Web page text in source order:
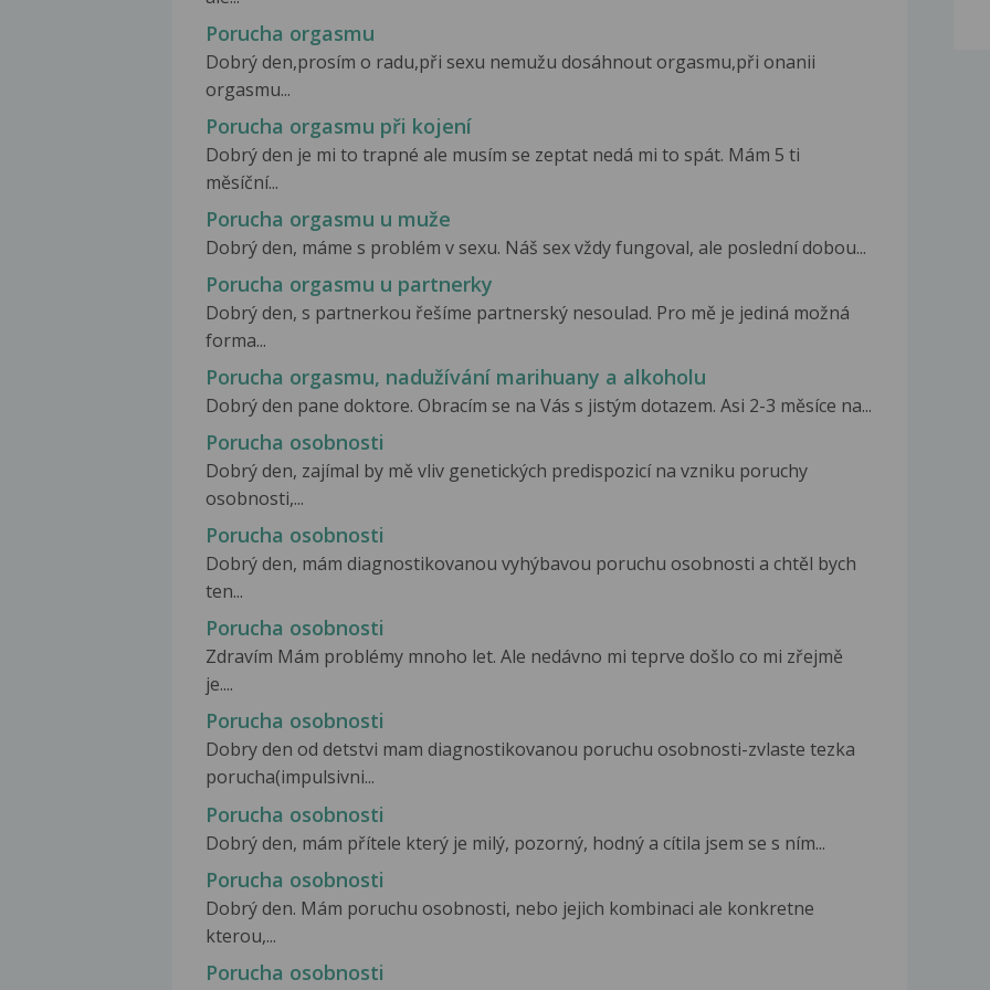
Porucha orgasmu
Dobrý den,prosím o radu,při sexu nemužu dosáhnout orgasmu,při onanii
orgasmu...
Porucha orgasmu při kojení
Dobrý den je mi to trapné ale musím se zeptat nedá mi to spát. Mám 5 ti
měsíční...
Porucha orgasmu u muže
Dobrý den, máme s problém v sexu. Náš sex vždy fungoval, ale poslední dobou...
Porucha orgasmu u partnerky
Dobrý den, s partnerkou řešíme partnerský nesoulad. Pro mě je jediná možná
forma...
Porucha orgasmu, nadužívání marihuany a alkoholu
Dobrý den pane doktore. Obracím se na Vás s jistým dotazem. Asi 2-3 měsíce na...
Porucha osobnosti
Dobrý den, zajímal by mě vliv genetických predispozicí na vzniku poruchy
osobnosti,...
Porucha osobnosti
Dobrý den, mám diagnostikovanou vyhýbavou poruchu osobnosti a chtěl bych
ten...
Porucha osobnosti
Zdravím Mám problémy mnoho let. Ale nedávno mi teprve došlo co mi zřejmě
je....
Porucha osobnosti
Dobry den od detstvi mam diagnostikovanou poruchu osobnosti-zvlaste tezka
porucha(impulsivni...
Porucha osobnosti
Dobrý den, mám přítele který je milý, pozorný, hodný a cítila jsem se s ním...
Porucha osobnosti
Dobrý den. Mám poruchu osobnosti, nebo jejich kombinaci ale konkretne
kterou,...
Porucha osobnosti